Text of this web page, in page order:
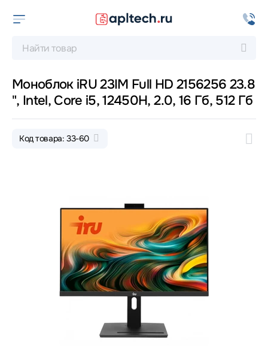
Моноблок iRU 23IM Full HD 2156256 23.8
", Intel, Core i5, 12450H, 2.0, 16 Гб, 512 Гб
Код товара: 33-60